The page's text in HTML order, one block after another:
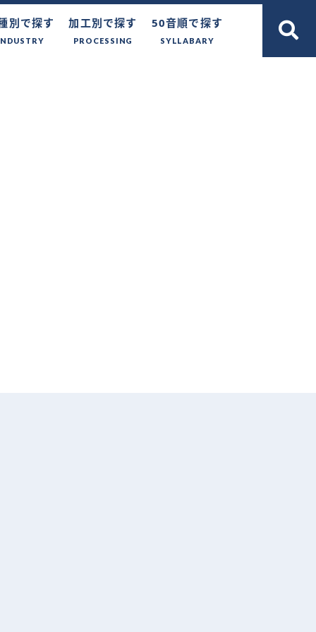
別で探す 加工別で探す
PROCESSING
50音順で探す
SYLLABARY